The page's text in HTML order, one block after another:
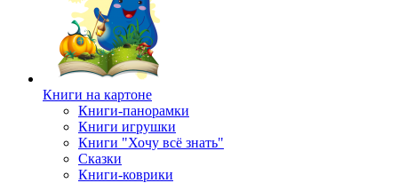
Книги на картоне
Книги-панорамки
Книги игрушки
Книги "Хочу всё знать"
Сказки
Книги-коврики